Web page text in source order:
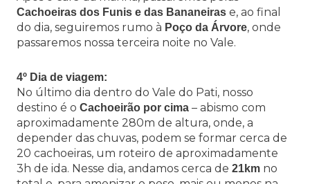
Cachoeiras dos Funis e das Bananeirase, ao final
do dia, seguiremos rumo à Poço da Árvore, onde
passaremos nossa terceira noite no Vale.
4º Dia de viagem:
No último dia dentro do Vale do Pati, nosso
destino é o Cachoeirão por cima– abismo com
aproximadamente 280m de altura, onde, a
depender das chuvas, podem se formar cerca de
20 cachoeiras, um roteiro de aproximadamente
3h de ida. Nesse dia, andamos cerca de 21kmno